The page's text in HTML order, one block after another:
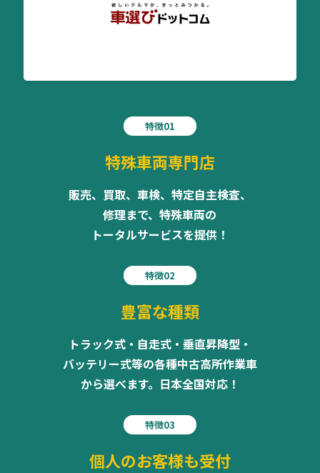
特徴01
特殊車両専門店
販売、買取、車検、特定自主検査、
修理まで、特殊車両の
トータルサービスを提供！
特徴02
豊富な種類
トラック式・自走式・垂直昇降型・
バッテリー式等の各種中古高所作業車
から選べます。日本全国対応！
特徴03
個人のお客様も受付